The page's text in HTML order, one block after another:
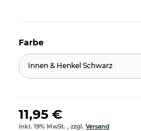
Farbe
Innen & Henkel Schwarz
11,95 €
inkl. 19% MwSt. , zzgl. Versand